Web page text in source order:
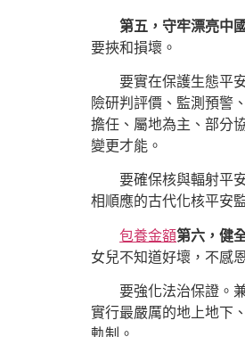
第五，守牢漂亮中
要挾和損壞。
要實在保護生態平
險研判評價、監測預警
擔任、屬地為主、部分
變更才能。
要確保核與輻射平
相順應的古代化核平安
包養金額第六，健
女兒不知道好壞，不感
要強化法治保證。
實行最嚴厲的地上地下